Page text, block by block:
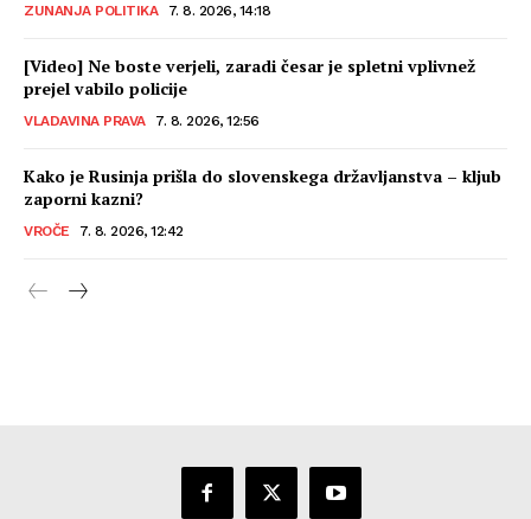
ZUNANJA POLITIKA 7. 8. 2026, 14:18
[Video] Ne boste verjeli, zaradi česar je spletni vplivnež
prejel vabilo policije
VLADAVINA PRAVA 7. 8. 2026, 12:56
Kako je Rusinja prišla do slovenskega državljanstva – kljub
zaporni kazni?
VROČE 7. 8. 2026, 12:42